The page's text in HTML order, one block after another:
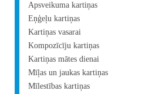
Apsveikuma kartiņas
Eņģeļu kartiņas
Kartiņas vasarai
Kompozīcīju kartiņas
Kartiņas mātes dienai
Mīļas un jaukas kartiņas
Mīlestības kartiņas